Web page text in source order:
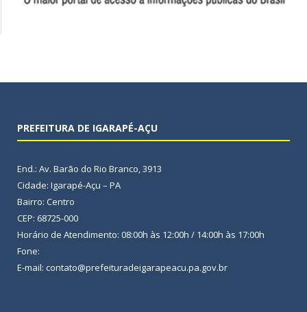
PREFEITURA DE IGARAPÉ-AÇU
End.: Av. Barão do Rio Branco, 3913
Cidade: Igarapé-Açu – PA
Bairro: Centro
CEP: 68725-000
Horário de Atendimento: 08:00h às 12:00h / 14:00h às 17:00h
Fone:
E-mail: contato@prefeituradeigarapeacu.pa.gov.br